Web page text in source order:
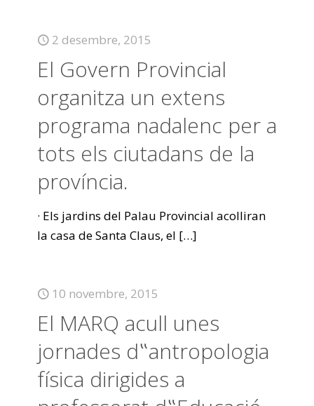
2 desembre, 2015
El Govern Provincial
organitza un extens
programa nadalenc per a
tots els ciutadans de la
província.
· Els jardins del Palau Provincial acolliran
la casa de Santa Claus, el […]
10 novembre, 2015
El MARQ acull unes
jornades d‟antropologia
física dirigides a